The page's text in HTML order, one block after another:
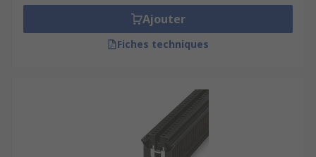
à moyenne puissance.
16 mm²: Idéale pour les installations
nécessitant des connexions plus robustes.
puissance, garantissant une transmission
efficace du courant électrique dans les
systèmes à haute demande énergétique.
Ajouter
Fiches techniques